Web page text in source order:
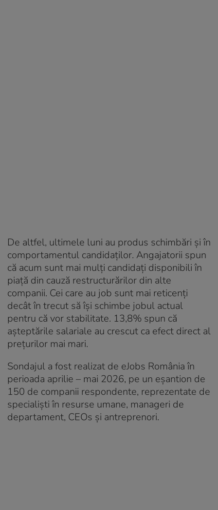
De altfel, ultimele luni au produs schimbări și în
comportamentul candidaților. Angajatorii spun
că acum sunt mai mulți candidați disponibili în
piață din cauză restructurărilor din alte
companii. Cei care au job sunt mai reticenți
decât în trecut să își schimbe jobul actual
pentru că vor stabilitate. 13,8% spun că
așteptările salariale au crescut ca efect direct al
prețurilor mai mari.
Sondajul a fost realizat de eJobs România în
perioada aprilie – mai 2026, pe un eșantion de
150 de companii respondente, reprezentate de
specialiști în resurse umane, manageri de
departament, CEOs și antreprenori.